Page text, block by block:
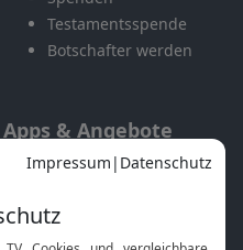
Testamentsspende
Botschafter werden
Apps & Angebote
Mobile App